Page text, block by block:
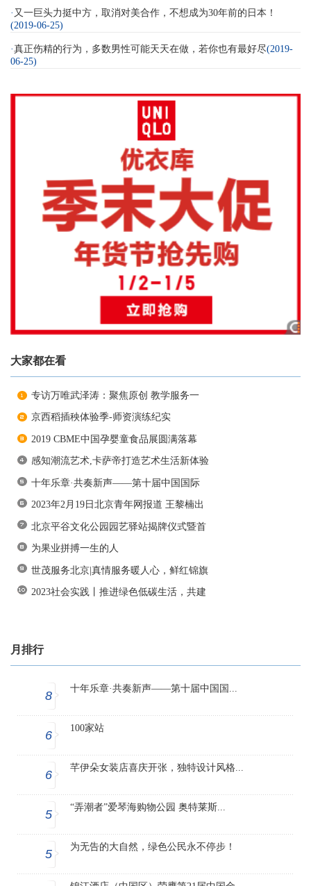
· 又一巨头力挺中方，取消对美合作，不想成为30年前的日本！
(2019-06-25)
·真正伤精的行为，多数男性可能天天在做，若你也有最好尽(2019-
06-25)
大家都在看
专访万唯武泽涛：聚焦原创 教学服务一
京西稻插秧体验季-师资演练纪实
2019 CBME中国孕婴童食品展圆满落幕
感知潮流艺术,卡萨帝打造艺术生活新体验
十年乐章·共奏新声——第十届中国国际
2023年2月19日北京青年网报道 王黎楠出
北京平谷文化公园园艺驿站揭牌仪式暨首
为果业拼搏一生的人
世茂服务北京|真情服务暖人心，鲜红锦旗
2023社会实践丨推进绿色低碳生活，共建
月排行
8
十年乐章·共奏新声——第十届中国国...
6
100家站
6
芊伊朵女装店喜庆开张，独特设计风格...
5
“弄潮者”爱琴海购物公园 奥特莱斯...
5
为无告的大自然，绿色公民永不停步！